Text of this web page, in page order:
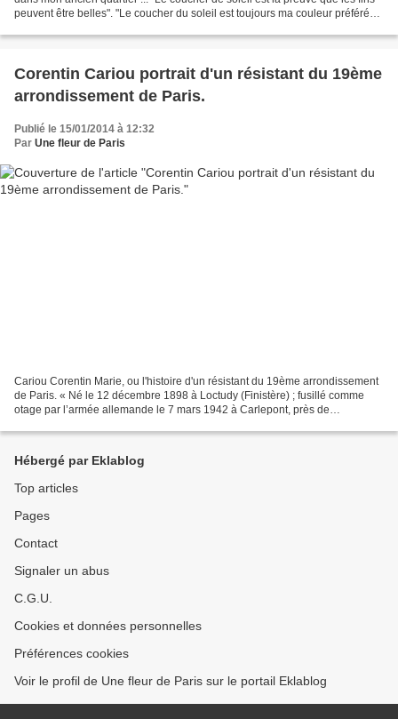
peuvent être belles". "Le coucher du soleil est toujours ma couleur préférée,
Corentin Cariou portrait d'un résistant du 19ème
arrondissement de Paris.
Publié le 15/01/2014 à 12:32
Par Une fleur de Paris
Cariou Corentin Marie, ou l'histoire d'un résistant du 19ème arrondissement
de Paris. « Né le 12 décembre 1898 à Loctudy (Finistère) ; fusillé comme
otage par l’armée allemande le 7 mars 1942 à Carlepont, près de
Hébergé par Eklablog
Top articles
Pages
Contact
Signaler un abus
C.G.U.
Cookies et données personnelles
Préférences cookies
Voir le profil de Une fleur de Paris sur le portail Eklablog